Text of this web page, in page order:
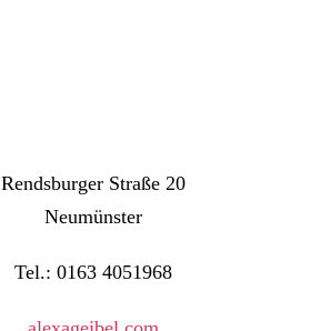
Rendsburger Straße 20
Neumünster
Tel.: 0163 4051968